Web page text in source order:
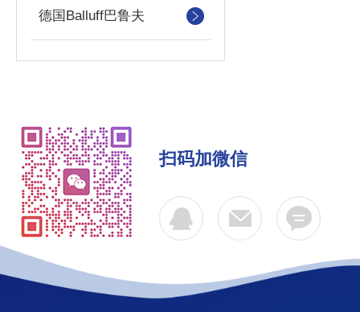
德国Balluff巴鲁夫
扫码加微信